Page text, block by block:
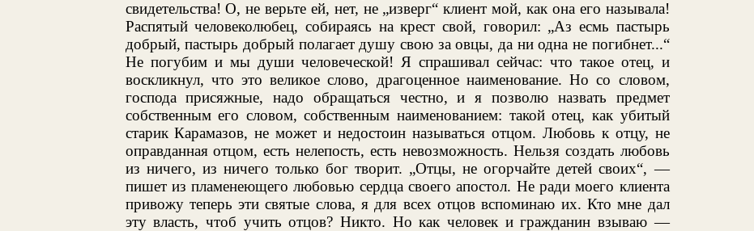
свидетельства! О, не верьте ей, нет, не „изверг“ клиент мой, как она его называла!
Распятый человеколюбец, собираясь на крест свой, говорил: „Аз есмь пастырь
добрый, пастырь добрый полагает душу свою за овцы, да ни одна не погибнет...“
Не погубим и мы души человеческой! Я спрашивал сейчас: что такое отец, и
воскликнул, что это великое слово, драгоценное наименование. Но со словом,
господа присяжные, надо обращаться честно, и я позволю назвать предмет
собственным его словом, собственным наименованием: такой отец, как убитый
старик Карамазов, не может и недостоин называться отцом. Любовь к отцу, не
оправданная отцом, есть нелепость, есть невозможность. Нельзя создать любовь
из ничего, из ничего только бог творит. „Отцы, не огорчайте детей своих“, —
пишет из пламенеющего любовью сердца своего апостол. Не ради моего клиента
привожу теперь эти святые слова, я для всех отцов вспоминаю их. Кто мне дал
эту власть, чтоб учить отцов? Никто. Но как человек и гражданин взываю —